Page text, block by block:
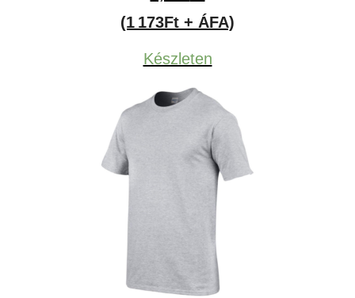
(1 173Ft + ÁFA)
Készleten